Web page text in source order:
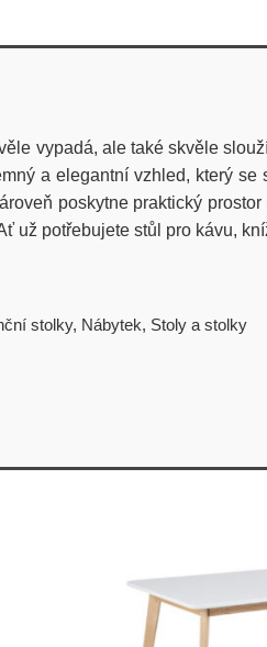
vypadá, ale také skvěle
a elegantní vzhled, který
poskytne praktický
už potřebujete stůl pro kávu,
stolky, Nábytek, Stoly a stolky